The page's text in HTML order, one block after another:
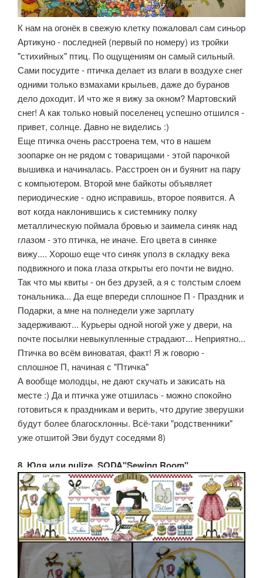
К нам на огонёк в свежую клетку пожаловал сам синьор
Артикуно - последней (первый по номеру) из тройки
"стихийных" птиц. По ощущениям он самый сильный.
Сами посудите - птичка делает из влаги в воздухе снег
одними только взмахами крыльев, даже до буранов
дело доходит. И что же я вижу за окном? Мартовский
снег! А как только новый поселенец успешно отшился -
привет, солнце. Давно не виделись :)
Еще птичка очень расстроена тем, что в нашем
зоопарке он не рядом с товарищами - этой парочкой
вышивка и начиналась. Расстроен он и буянит на пару
с компьютером. Второй мне байкоты объявляет
периодические - одно исправишь, второе появится. А
вот когда наклонившись к системнику полку
металлическую поймала бровью и заимела синяк над
глазом - это птичка, не иначе. Его цвета в синяке
вижу.... Хорошо еще что синяк уполз в складку века
подвижного и пока глаза открыты его почти не видно.
Так что мы квиты - он без друзей, а я с толстым слоем
тональника... Да еще впереди сплошное П - Праздник и
Подарки, а мне на полнедели уже зарплату
задерживают... Курьеры одной ногой уже у двери, на
почте посылки невыкупленные страдают... Неприятно...
Птичка во всём виноватая, факт! Я ж говорю -
сплошное П, начиная с "Птичка"
А вообще молодцы, не дают скучать и закисать на
месте :) Да и птичка уже отшилась - можно спокойно
готовиться к праздникам и верить, что другие зверушки
будут более благосклонны. Всё-таки "родственники"
уже отшитой Эви будут соседями 8)
8. Юля или nulize, SODA"Sewing Room"